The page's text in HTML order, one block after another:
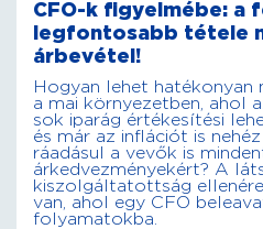
CFO-k figyelmébe: a
legfontosabb tétele
árbevétel!
Hogyan lehet hatékonyan
a mai környezetben, ahol
sok iparág értékesítési
és már az inflációt is
ráadásul a vevők is
árkedvezményekért? A
kiszolgáltatottság
van, ahol egy CFO
folyamatokba.